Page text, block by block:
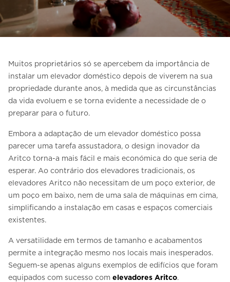
Entre em contacto connosco
Estimativa de preço
FAQ
Muitos proprietários só se apercebem da importância de
instalar um elevador doméstico depois de viverem na sua
propriedade durante anos, à medida que as circunstâncias
da vida evoluem e se torna evidente a necessidade de o
preparar para o futuro.
Embora a adaptação de um elevador doméstico possa
parecer uma tarefa assustadora, o design inovador da
Aritco torna-a mais fácil e mais económica do que seria de
esperar. Ao contrário dos elevadores tradicionais, os
elevadores Aritco não necessitam de um poço exterior, de
um poço em baixo, nem de uma sala de máquinas em cima,
simplificando a instalação em casas e espaços comerciais
existentes.
A versatilidade em termos de tamanho e acabamentos
permite a integração mesmo nos locais mais inesperados.
Seguem-se apenas alguns exemplos de edifícios que foram
equipados com sucesso com elevadores Aritco.